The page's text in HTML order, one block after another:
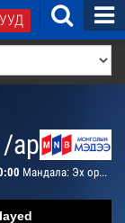
архив/
Мандала: Эх оронч үзэл